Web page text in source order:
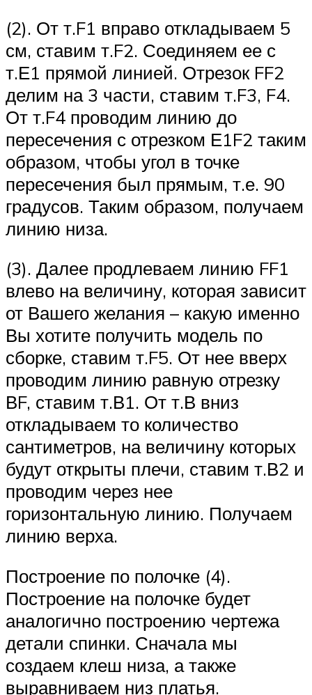
(2). От т.F1 вправо откладываем 5
см, ставим т.F2. Соединяем ее с
т.Е1 прямой линией. Отрезок FF2
делим на 3 части, ставим т.F3, F4.
От т.F4 проводим линию до
пересечения с отрезком Е1F2 таким
образом, чтобы угол в точке
пересечения был прямым, т.е. 90
градусов. Таким образом, получаем
линию низа.
(3). Далее продлеваем линию FF1
влево на величину, которая зависит
от Вашего желания – какую именно
Вы хотите получить модель по
сборке, ставим т.F5. От нее вверх
проводим линию равную отрезку
ВF, ставим т.В1. От т.В вниз
откладываем то количество
сантиметров, на величину которых
будут открыты плечи, ставим т.В2 и
проводим через нее
горизонтальную линию. Получаем
линию верха.
Построение по полочке (4).
Построение на полочке будет
аналогично построению чертежа
детали спинки. Сначала мы
создаем клеш низа, а также
выравниваем низ платья.